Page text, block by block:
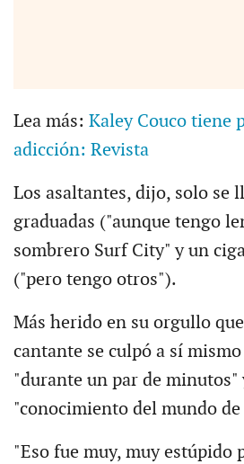
Lea más: Kaley Couco tiene
adicción: Revista
Los asaltantes, dijo, solo se
graduadas ("aunque tengo
sombrero Surf City" y un
("pero tengo otros").
Más herido en su orgullo
cantante se culpó a sí
"durante un par de minutos"
"conocimiento del mundo de
"Eso fue muy, muy estúpido